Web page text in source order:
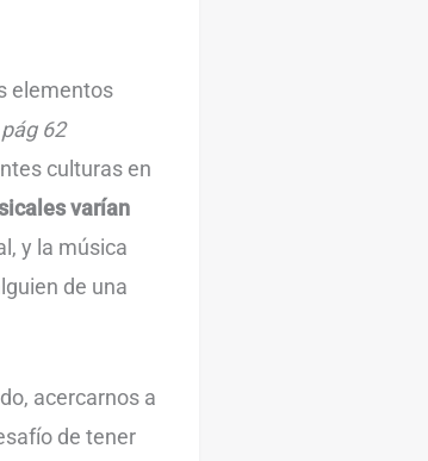
elementos
62
culturas en
varían
y la música
de una
acercarnos a
de tener